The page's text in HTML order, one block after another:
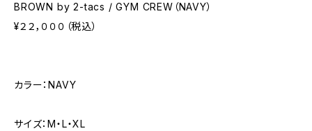
BROWN by 2-tacs / GYM CREW（NAVY）
¥２２，０００（税込）
カラー：NAVY
サイズ：M・L・XL